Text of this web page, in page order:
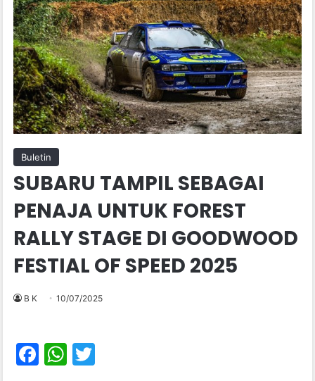
Buletin
SUBARU TAMPIL SEBAGAI
PENAJA UNTUK FOREST
RALLY STAGE DI GOODWOOD
FESTIAL OF SPEED 2025
B K 10/07/2025
F
W